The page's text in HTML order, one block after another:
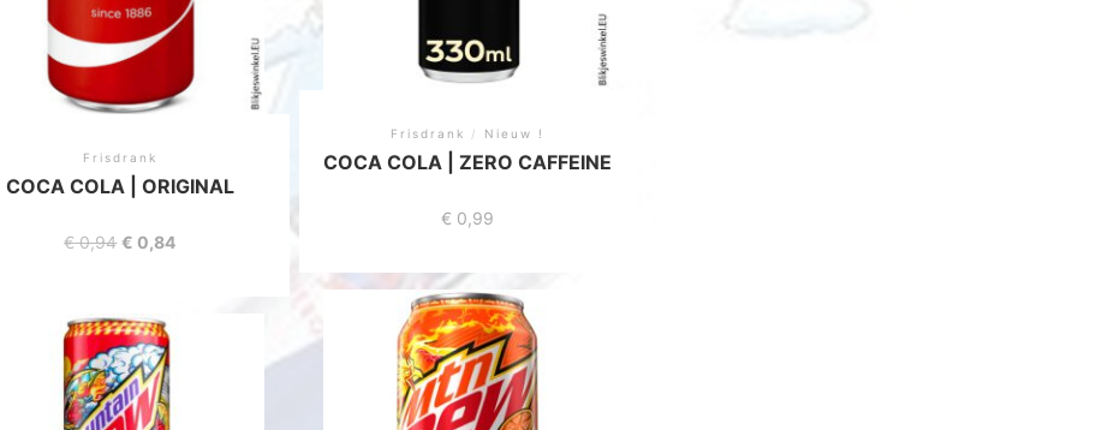
Frisdrank / Nieuw !
COCA COLA | ZERO CAFFEINE
€ 0,99
Frisdrank
COCA COLA | ORIGINAL
€0,94 Oorspronkelijke
€ 0,84